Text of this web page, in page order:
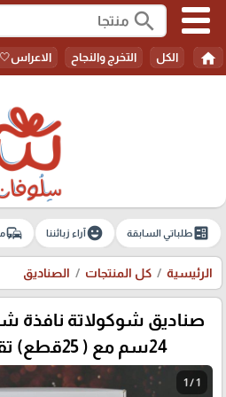
search
home الكل التخرج والنجاح
ballotطلباتي السابقة emoji_emotionsآراء زبائننا commute
الرئيسية كل المنتجات الصناديق
صناديق شوكولاتة نافذة
24سم مع ( 25قطع) تقطيعات داخلية
1 / 1